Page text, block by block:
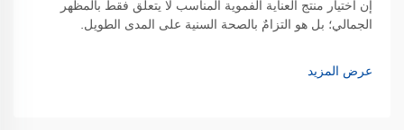
إن اختيار منتج العناية الفموية المناسب لا يتعلَّق فقط بالمظهر
الجمالي؛ بل هو التزامٌ بالصحة السنية على المدى الطويل.
معجون أسنان لتبييض الأسنان الذي يوازن بين الفعالية القوية...
عرض المزيد